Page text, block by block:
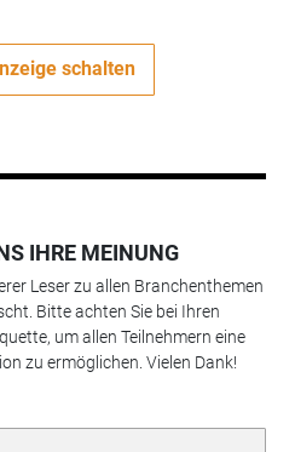
schalten
IHRE MEINUNG
Leser zu allen Branchenthemen
Bitte achten Sie bei Ihren
um allen Teilnehmern eine
zu ermöglichen. Vielen Dank!